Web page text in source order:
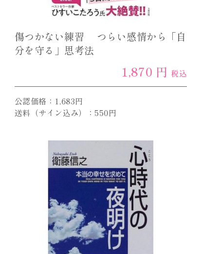
傷つかない練習 つらい感情から「自
分を守る」思考法
1,870 円 税込
公認価格：1,683円
送料（サイン込み）：550円